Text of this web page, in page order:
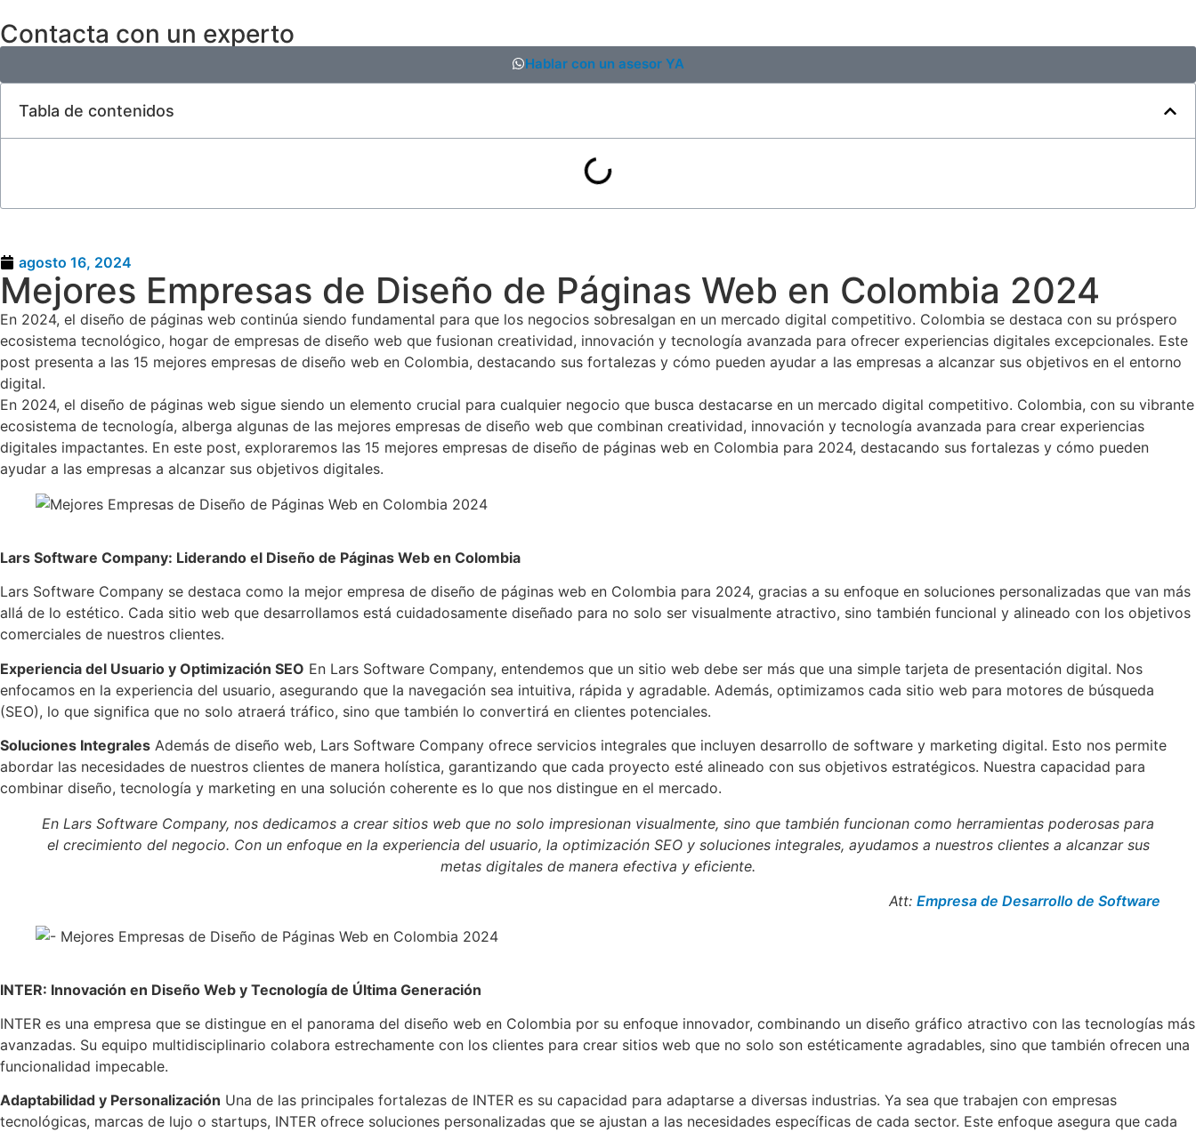
Contacta con un experto
Hablar con un asesor YA
Tabla de contenidos
agosto 16, 2024
Mejores Empresas de Diseño de Páginas Web en Colombia 2024
En 2024, el diseño de páginas web continúa siendo fundamental para que los negocios sobresalgan en un mercado digital competitivo. Colombia se destaca con su próspero
ecosistema tecnológico, hogar de empresas de diseño web que fusionan creatividad, innovación y tecnología avanzada para ofrecer experiencias digitales excepcionales. Este
post presenta a las 15 mejores empresas de diseño web en Colombia, destacando sus fortalezas y cómo pueden ayudar a las empresas a alcanzar sus objetivos en el entorno
digital.
En 2024, el diseño de páginas web sigue siendo un elemento crucial para cualquier negocio que busca destacarse en un mercado digital competitivo. Colombia, con su vibrante
ecosistema de tecnología, alberga algunas de las mejores empresas de diseño web que combinan creatividad, innovación y tecnología avanzada para crear experiencias
digitales impactantes. En este post, exploraremos las 15 mejores empresas de diseño de páginas web en Colombia para 2024, destacando sus fortalezas y cómo pueden
ayudar a las empresas a alcanzar sus objetivos digitales.
Lars Software Company: Liderando el Diseño de Páginas Web en Colombia
Lars Software Company se destaca como la mejor empresa de diseño de páginas web en Colombia para 2024, gracias a su enfoque en soluciones personalizadas que van más
allá de lo estético. Cada sitio web que desarrollamos está cuidadosamente diseñado para no solo ser visualmente atractivo, sino también funcional y alineado con los objetivos
comerciales de nuestros clientes.
Experiencia del Usuario y Optimización SEO En Lars Software Company, entendemos que un sitio web debe ser más que una simple tarjeta de presentación digital. Nos
enfocamos en la experiencia del usuario, asegurando que la navegación sea intuitiva, rápida y agradable. Además, optimizamos cada sitio web para motores de búsqueda
(SEO), lo que significa que no solo atraerá tráfico, sino que también lo convertirá en clientes potenciales.
Soluciones Integrales Además de diseño web, Lars Software Company ofrece servicios integrales que incluyen desarrollo de software y marketing digital. Esto nos permite
abordar las necesidades de nuestros clientes de manera holística, garantizando que cada proyecto esté alineado con sus objetivos estratégicos. Nuestra capacidad para
combinar diseño, tecnología y marketing en una solución coherente es lo que nos distingue en el mercado.
En Lars Software Company, nos dedicamos a crear sitios web que no solo impresionan visualmente, sino que también funcionan como herramientas poderosas para
el crecimiento del negocio. Con un enfoque en la experiencia del usuario, la optimización SEO y soluciones integrales, ayudamos a nuestros clientes a alcanzar sus
metas digitales de manera efectiva y eficiente.
Att: Empresa de Desarrollo de Software
INTER: Innovación en Diseño Web y Tecnología de Última Generación
INTER es una empresa que se distingue en el panorama del diseño web en Colombia por su enfoque innovador, combinando un diseño gráfico atractivo con las tecnologías más
avanzadas. Su equipo multidisciplinario colabora estrechamente con los clientes para crear sitios web que no solo son estéticamente agradables, sino que también ofrecen una
funcionalidad impecable.
Adaptabilidad y Personalización Una de las principales fortalezas de INTER es su capacidad para adaptarse a diversas industrias. Ya sea que trabajen con empresas
tecnológicas, marcas de lujo o startups, INTER ofrece soluciones personalizadas que se ajustan a las necesidades específicas de cada sector. Este enfoque asegura que cada